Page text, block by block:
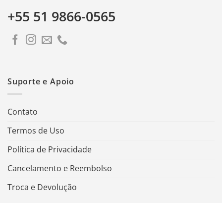
+55 51 9866-0565
Suporte e Apoio
Contato
Termos de Uso
Política de Privacidade
Cancelamento e Reembolso
Troca e Devolução